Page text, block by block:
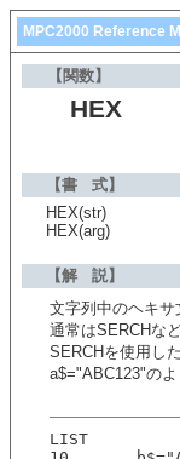
MPC2000 Reference
【関数】
HEX
【書 式】
HEX(str)
HEX(arg)
【解 説】
文字列中のヘキサ
通常はSERCHな
SERCHを使用し
a$="ABC123"の
LIST